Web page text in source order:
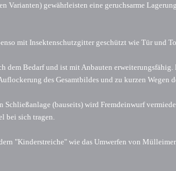
Varianten) gewährleisten eine geruchsarme
mit Insektenschutzgitter geschützt wie Tür und
dem Bedarf und ist mit Anbauten erweiterungsfähig.
des Gesamtbildes und zu kurzen Wegen
(bauseits) wird Fremdeinwurf
bei sich tragen.
"Kinderstreiche" wie das Umwerfen von